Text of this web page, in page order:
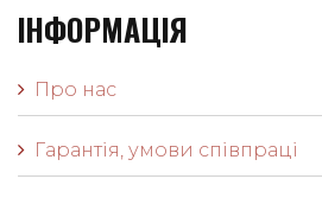
ІНФОРМАЦІЯ
Про нас
Гарантія, умови співпраці